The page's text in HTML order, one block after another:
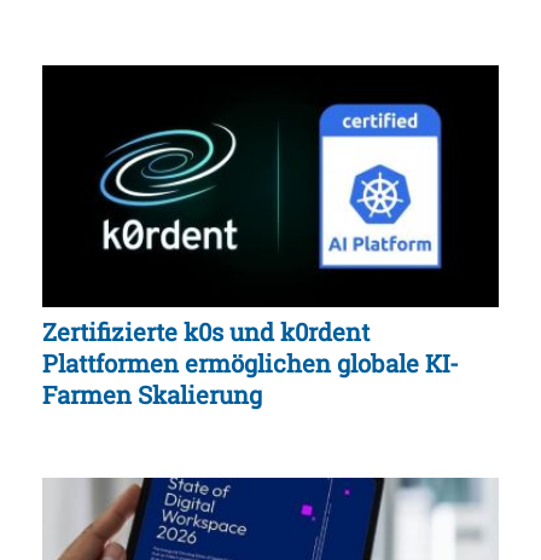
Zertifizierte k0s und k0rdent
Plattformen ermöglichen globale KI-
Farmen Skalierung